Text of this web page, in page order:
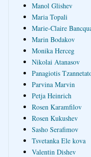
Manol Glishev
Maria Topali
Marie-Claire
Marin Bodakov
Monika Herceg
Nikolai Atanasov
Panagiotis
Parvina Marvin
Petja Heinrich
Rosen Karamfilov
Rosen Kukushev
Sasho Serafimov
Tsvetanka Ele kova
Valentin Dishev